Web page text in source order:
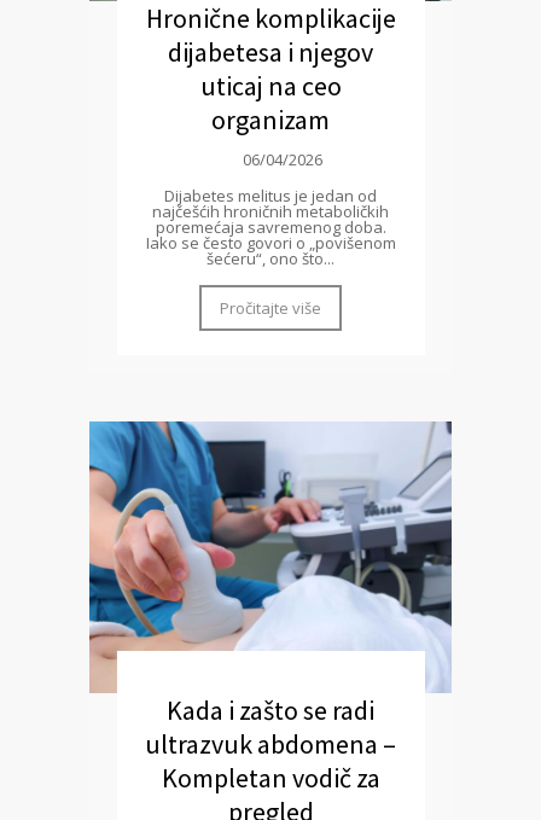
Hronične komplikacije
dijabetesa i njegov
uticaj na ceo
organizam
06/04/2026
Dijabetes melitus je jedan od
najčešćih hroničnih metaboličkih
poremećaja savremenog doba.
Iako se često govori o „povišenom
šećeru“, ono što...
Pročitajte više
Kada i zašto se radi
ultrazvuk abdomena –
Kompletan vodič za
pregled